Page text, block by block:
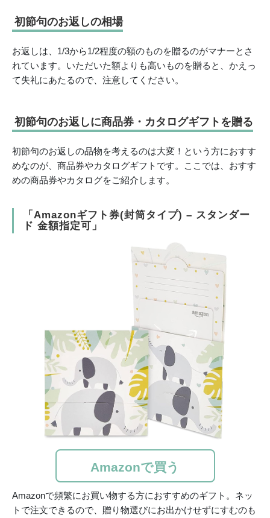
初節句のお返しの相場
お返しは、1/3から1/2程度の額のものを贈るのがマナーとさ
れています。いただいた額よりも高いものを贈ると、かえっ
て失礼にあたるので、注意してください。
初節句のお返しに商品券・カタログギフトを贈る
初節句のお返しの品物を考えるのは大変！という方におすす
めなのが、商品券やカタログギフトです。ここでは、おすす
めの商品券やカタログをご紹介します。
「Amazonギフト券(封筒タイプ) – スタンダー
ド 金額指定可」
Amazonで買う
Amazonで頻繁にお買い物する方におすすめのギフト。ネッ
トで注文できるので、贈り物選びにお出かけせずにすむのも